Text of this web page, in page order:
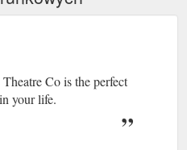
Co is the perfect
your life.